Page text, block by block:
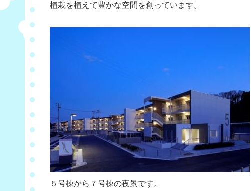
植栽を植えて豊かな空間を創っています。
５号棟から７号棟の夜景です。